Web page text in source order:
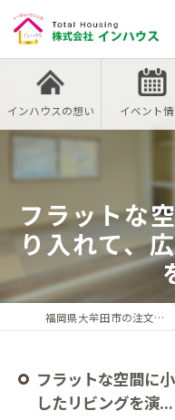
インハウスの想い イベント
フラットな
り入れて、
福岡県大牟田市の注文住宅なら株式会社インハウス
フラットな空間に
したリビングを演...